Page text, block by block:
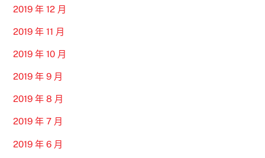
2019 年 12 月
2019 年 11 月
2019 年 10 月
2019 年 9 月
2019 年 8 月
2019 年 7 月
2019 年 6 月